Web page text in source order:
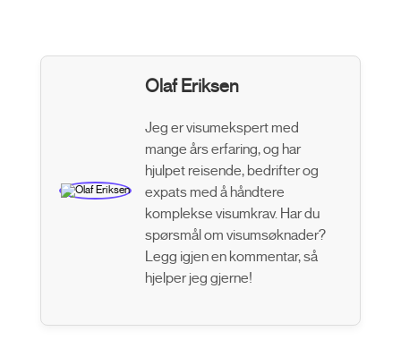
Olaf Eriksen
Jeg er visumekspert med
mange års erfaring, og har
hjulpet reisende, bedrifter og
expats med å håndtere
komplekse visumkrav. Har du
spørsmål om visumsøknader?
Legg igjen en kommentar, så
hjelper jeg gjerne!